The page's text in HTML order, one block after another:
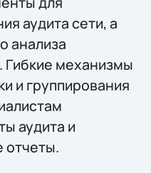
аудита сети, а
анализа
Гибкие механизмы
и группирования
аудита и
отчеты.